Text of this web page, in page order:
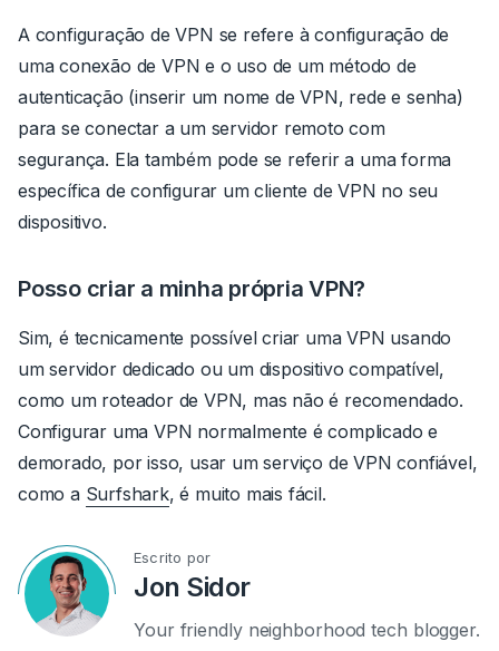
A configuração de VPN se refere à configuração de
uma conexão de VPN e o uso de um método de
autenticação (inserir um nome de VPN, rede e senha)
para se conectar a um servidor remoto com
segurança. Ela também pode se referir a uma forma
específica de configurar um cliente de VPN no seu
dispositivo.
Posso criar a minha própria VPN?
Sim, é tecnicamente possível criar uma VPN usando
um servidor dedicado ou um dispositivo compatível,
como um roteador de VPN, mas não é recomendado.
Configurar uma VPN normalmente é complicado e
demorado, por isso, usar um serviço de VPN confiável,
como a Surfshark, é muito mais fácil.
Escrito por
Jon Sidor
Your friendly neighborhood tech blogger.